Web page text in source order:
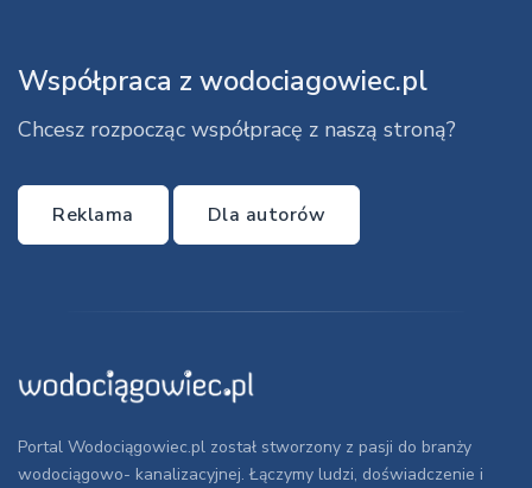
Współpraca z wodociagowiec.pl
Chcesz rozpocząc współpracę z naszą stroną?
Reklama Dla autorów
Portal Wodociągowiec.pl został stworzony z pasji do branży
wodociągowo- kanalizacyjnej. Łączymy ludzi, doświadczenie i